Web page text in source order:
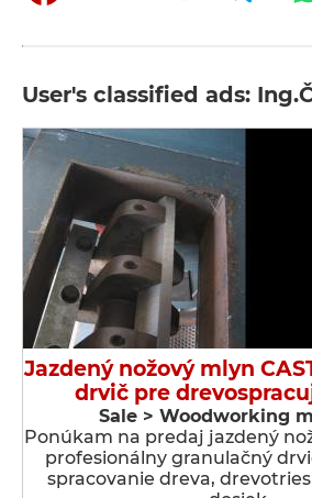
User's classified ads:
Jazdený nožový mlyn
drvič pre
Sale > Woodworking
Ponúkam na predaj jazdený
profesionálny granulačný
spracovanie dreva,